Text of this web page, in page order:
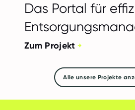
Das Portal für
Zum Projekt
Alle unsere Projekte